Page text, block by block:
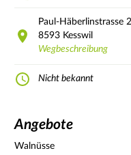
Paul-Häberlinstrasse 2
8593 Kesswil
Wegbeschreibung
Nicht bekannt
Angebote
Walnüsse